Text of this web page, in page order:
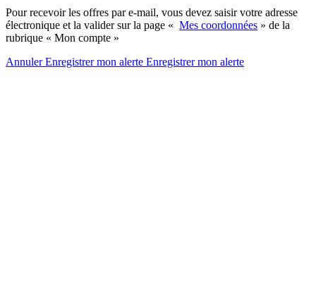
Pour recevoir les offres par e-mail, vous devez saisir votre adresse
électronique et la valider sur la page « Mes coordonnées » de la
rubrique « Mon compte »
AnnulerEnregistrer mon alerte Enregistrermon alerte